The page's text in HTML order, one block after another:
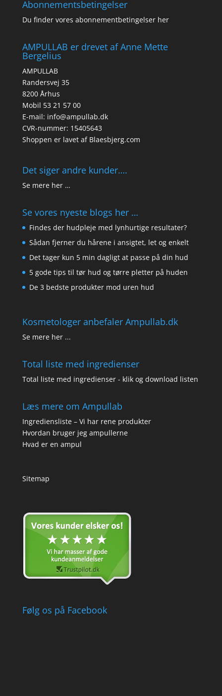
Abonnementsbetingelser
Du finder vores abonnementbetingelser her
AMPULLAB er drevet af Anne Mette
Bergelius
AMPULLAB
Randersvej 35
8200 Århus
Mobil 53 21 57 00
E-mail: info@ampullab.dk
CVR-nummer: 15405643
Shoppen er lavet af Blaesbjerg.com
Det siger andre kunder….
Se mere her …
Se vores nyeste blogs her …
Findes der hudpleje med lynhurtige resultater?
Sådan fjerner du hårene i ansigtet, let og enkelt
Det tager kun 5 min dagligt at passe på din hud
5 gode tips til tør hud og tørre pletter på huden
De 3 bedste produkter mod uren hud
Kosmetologer anbefaler Ampullab.dk
Se mere her ...
Total liste med ingredienser
Total liste med ingredienser - klik og download listen
Læs mere om Ampullab
Ingrediensliste – Vi har rene produkter
Hvordan bruger jeg ampullerne
Hvad er en ampul
Sitemap
Følg os på Facebook